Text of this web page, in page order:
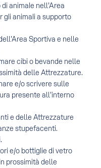
animale nell’Area
gli animali a supporto
Sportiva e nelle
cibi o bevande nelle
delle Attrezzature.
e/o scrivere sulle
presente all’interno
e delle Attrezzature
stupefacenti.
e/o bottiglie di vetro
prossimità delle